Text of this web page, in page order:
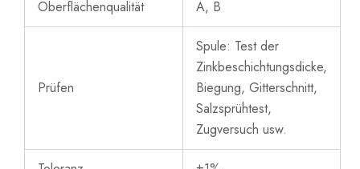
Oberflächenqualität A, B
Prüfen
Spule: Test der
Zinkbeschichtungsdicke,
Biegung, Gitterschnitt,
Salzsprühtest,
Zugversuch usw.